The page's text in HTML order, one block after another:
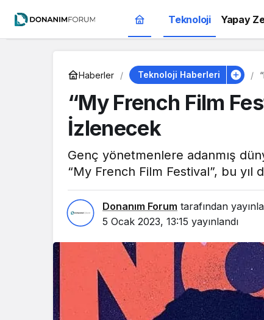
Teknoloji Yapay
Haberler Teknoloji Haberleri
“My French Film
İzlenecek
Genç yönetmenlere adanmış
“My French Film Festival”, bu yıl
Donanım Forum tarafından
5 Ocak 2023, 13:15 yayınlandı